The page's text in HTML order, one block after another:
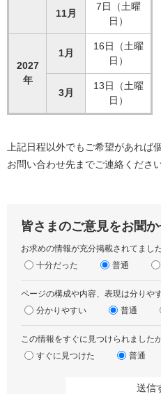
11月
7日（土曜
日）
2027
年
1月
16日（土曜
日）
3月
13日（土曜
日）
上記日程以外でもご希望があれば
お問い合わせ先までご連絡ください
皆さまのご意見をお聞
お求めの情報が充分掲載されてまし
十分だった
普通
ページの構成や内容、表現は分りや
分かりやすい
普通
この情報をすぐに見つけられました
すぐに見つけた
普通